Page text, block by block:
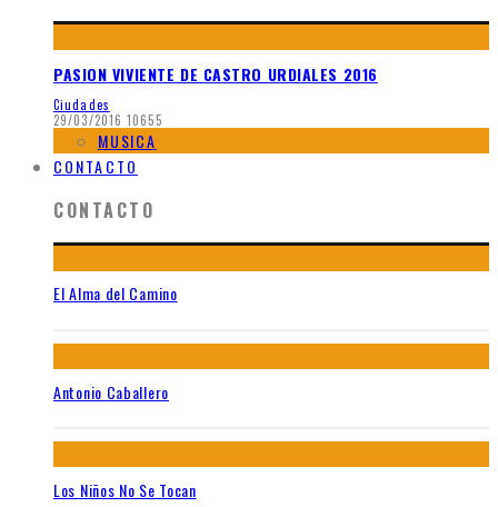
PASION VIVIENTE DE CASTRO URDIALES 2016
Ciudades
29/03/2016 10655
MUSICA
CONTACTO
CONTACTO
El Alma del Camino
Antonio Caballero
Los Niños No Se Tocan